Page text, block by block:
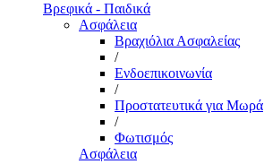
Βρεφικά - Παιδικά
Ασφάλεια
Βραχιόλια Ασφαλείας
/
Ενδοεπικοινωνία
/
Προστατευτικά για Μωρά
/
Φωτισμός
Ασφάλεια